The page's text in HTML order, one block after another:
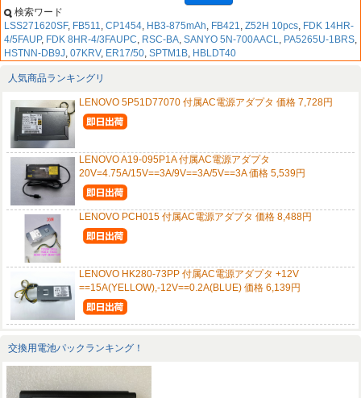
検索ワード
LSS271620SF, FB511, CP1454, HB3-875mAh, FB421, Z52H 10pcs, FDK 14HR-
4/5FAUP, FDK 8HR-4/3FAUPC, RSC-BA, SANYO 5N-700AACL, PA5265U-1BRS,
HSTNN-DB9J, 07KRV, ER17/50, SPTM1B, HBLDT40
人気商品ランキングリ
LENOVO 5P51D77070 付属AC電源アダプタ 価格 7,728円
LENOVO A19-095P1A 付属AC電源アダプタ
20V=4.75A/15V==3A/9V==3A/5V==3A 価格 5,539円
LENOVO PCH015 付属AC電源アダプタ 価格 8,488円
LENOVO HK280-73PP 付属AC電源アダプタ +12V
==15A(YELLOW),-12V==0.2A(BLUE) 価格 6,139円
交換用電池パックランキング！